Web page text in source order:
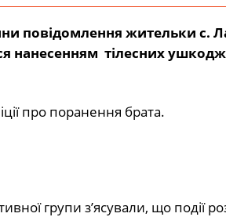
повідомлення жительки с.
нанесенням тілесних
про поранення брата.
групи з’ясували, що події